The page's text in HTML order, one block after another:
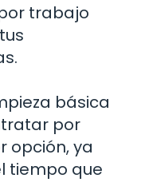
trabajo
básica
por
opción, ya
tiempo que